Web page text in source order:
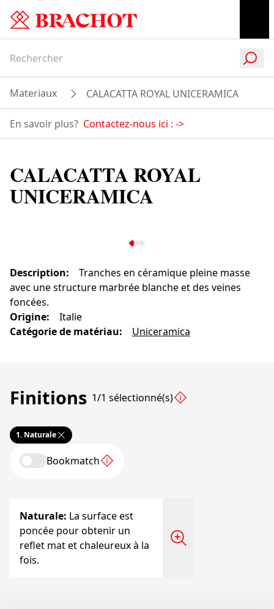
Materiaux CALACATTA ROYAL UNICERAMICA
En savoir plus? Contactez-nous ici : ->
CALACATTA ROYAL
UNICERAMICA
Description:
Tranches en céramique pleine masse
avec une structure marbrée blanche et des veines
foncées.
Origine:
Italie
Catégorie de matériau: Uniceramica
Finitions 1/1 sélectionné(s)
1. Naturale
Bookmatch
Naturale: La surface est
poncée pour obtenir un
reflet mat et chaleureux à la
fois.